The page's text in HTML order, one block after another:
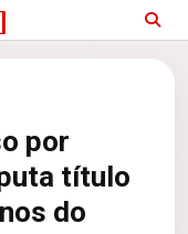
por
título
do